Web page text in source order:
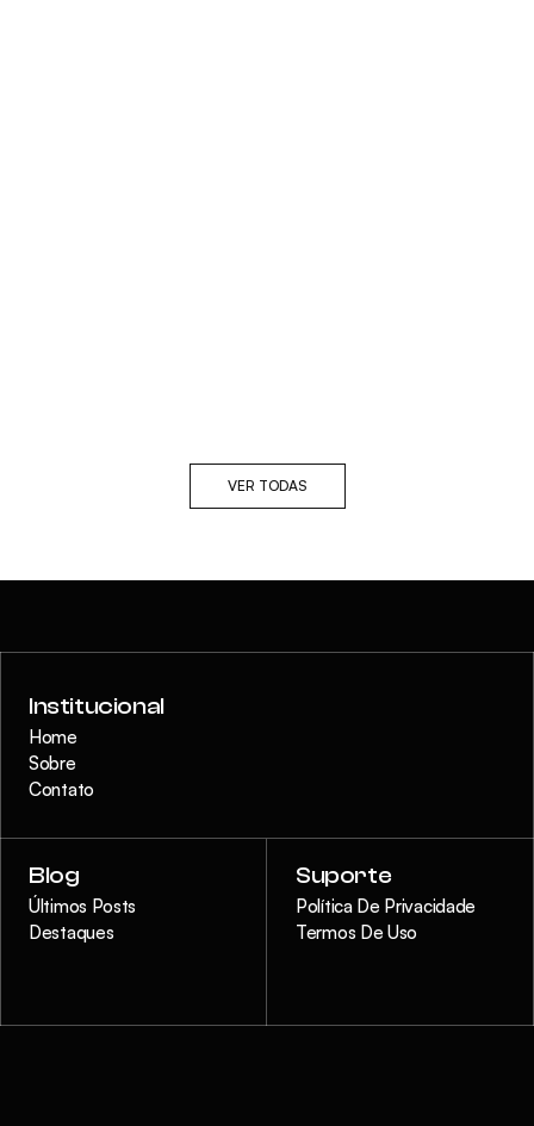
VER TODAS
Institucional
Home
Sobre
Contato
Blog
Últimos Posts
Destaques
Suporte
Política De Privacidade
Termos De Uso